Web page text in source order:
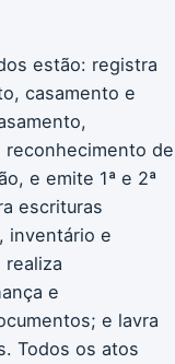
estão: registra
casamento e
reconhecimento de
e emite 1ª e 2ª
escrituras
inventário e
e
e lavra
Todos os atos